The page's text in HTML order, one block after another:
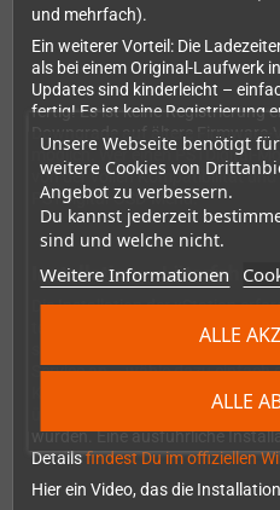
Unsere Webseite benötigt
weitere Cookies von
Angebot zu verbessern.
Du kannst jederzeit
sind und welche nicht.
Weitere Informationen
ALLE
ALLE
und mehrfach).
Ein weiterer Vorteil: Die
als bei einem Original-Laufwerk
Updates sind kinderleicht –
fertig! Es ist keine Registrierung
Downgrade auf ältere Firmware-
möglich. Wer einen PS1Digital-
von der vollen Kompatibilität
PS1Digital-OSD-Menü.
Installation –
Die Installation der xStation
technisches Verständnis. Wenn
Service an – wähle dazu
Kauf aus. Bitte beachte: Wir
übernehmen, die durch
wurden. Eine ausführliche
Detailsfindest Du im offiziellen
Hier ein Video, das die